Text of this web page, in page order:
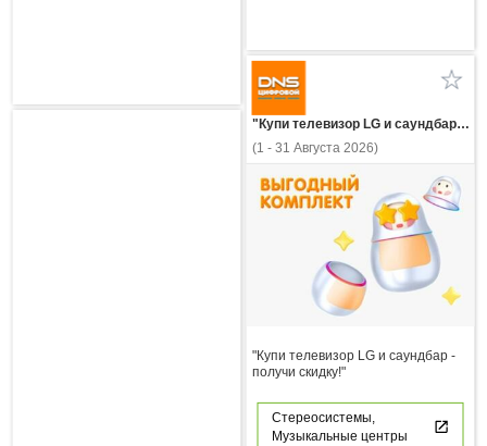
"Купи телевизор LG и саундбар - получи скидку!"
(1 - 31 Августа 2026)
"Купи телевизор LG и саундбар -
получи скидку!"
Стереосистемы,
Музыкальные центры